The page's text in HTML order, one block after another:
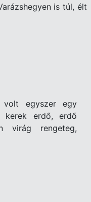
is túl, élt
egyszer egy
kerek erdő, erdő
virág rengeteg,